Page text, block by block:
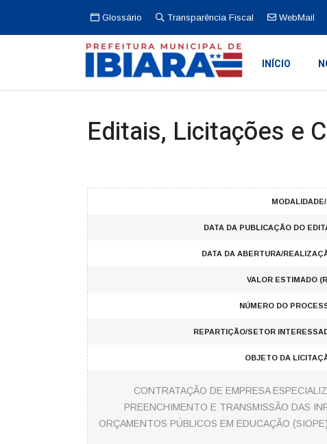
Glossário Transparência Fiscal WebMail
INÍCIO
Editais, Licitações e
MODALIDADE/
DATA DA PUBLICAÇÃO DO
DATA DA ABERTURA/
VALOR ESTIMADO
NÚMERO DO
REPARTIÇÃO/SETOR
OBJETO DA
CONTRATAÇÃO DE EMPRESA
PREENCHIMENTO E TRANSMISSÃO DAS
ORÇAMENTOS PÚBLICOS EM EDUCAÇÃO